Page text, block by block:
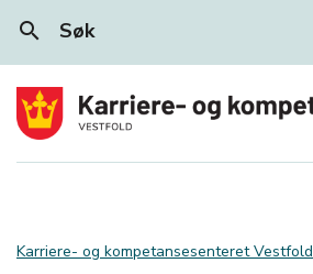
search Søk
Karriere- og kompetansesenteret Vestfold